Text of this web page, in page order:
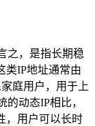
之，是指长期稳
类IP地址通常由
庭用户，用于上
动态IP相比，
，用户可以长时